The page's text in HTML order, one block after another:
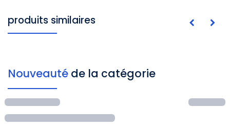
produits similaires
Nouveauté de la catégorie